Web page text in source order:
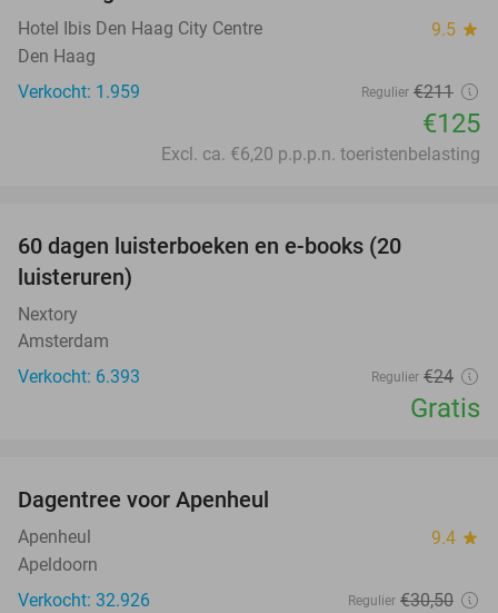
Hotel Ibis Den Haag City Centre 9.5 star
Den Haag
Verkocht: 1.959
Regulier €211
€125
Excl. ca. €6,20 p.p.p.n. toeristenbelasting
60 dagen luisterboeken en e-books (20
luisteruren)
Nextory
Amsterdam
Verkocht: 6.393
Regulier €24
Gratis
Dagentree voor Apenheul
Apenheul 9.4 star
Apeldoorn
Verkocht: 32.926
Regulier €30,50